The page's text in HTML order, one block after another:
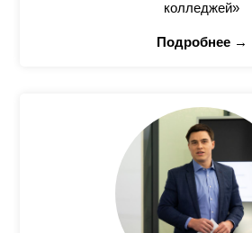
колледжей»
Подробнее →